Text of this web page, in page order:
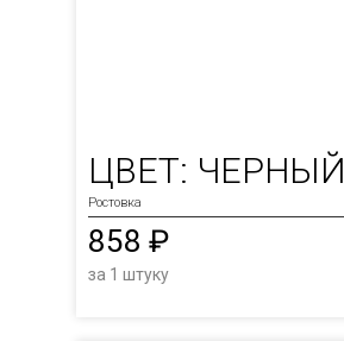
ЦВЕТ: ЧЕРНЫЙ
Ростовка
858 ₽
за 1 штуку